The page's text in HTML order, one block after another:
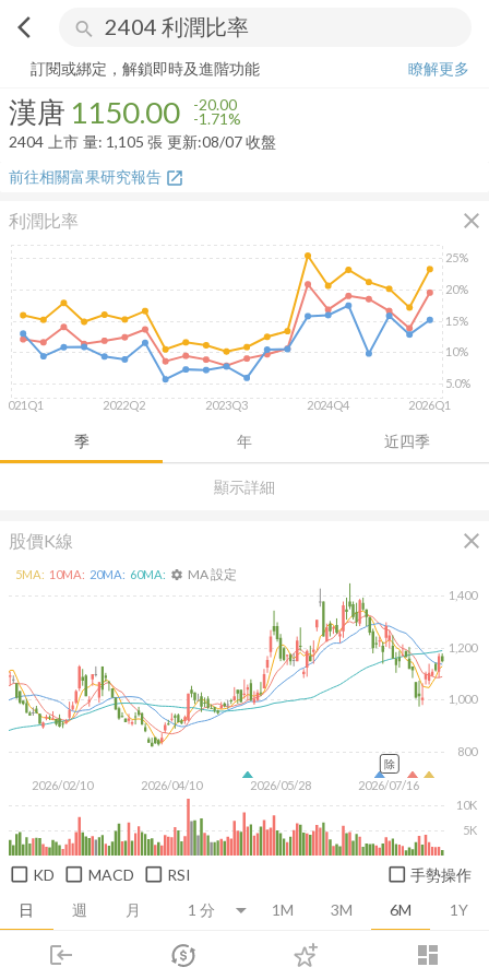
arrow_back_ios search
login dashboard
市場 登入
漢唐 1150.00 -1.71%
訂閱或綁定，解鎖即時及進階功能
瞭解更多
漢唐 1150.00 -20.00
-1.71%
2404 上市 量: 1,105 張 更新:08/07 收盤
前往相關富果研究報告 open_in_new
利潤比率 close
顯示詳細
季 年 近四季
2021Q1 2022Q2 2023Q3 2024Q4 2026Q1
5.0%
10%
15%
20%
25%
股價K線 close
日 週 月 1M 3M 6M 1Y
2026/02/10 2026/04/10 2026/05/28 2026/07/16
800
1,000
1,200
1,400
5K
10K
5MA: 10MA: 20MA: 60MA: settings MA 設定
除
KD MACD RSI 手勢操作
推薦卡片 消息面 財務報